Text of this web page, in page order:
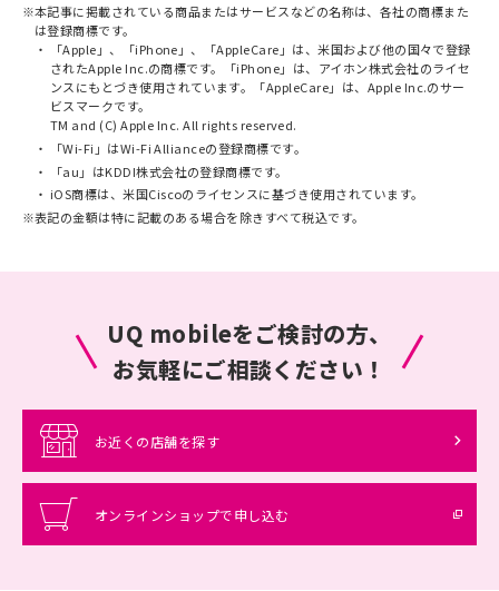
※本記事に掲載されている商品またはサービスなどの名称は、各社の商標また
は登録商標です。
「Apple」、「iPhone」、「AppleCare」は、米国および他の国々で登録
されたApple Inc.の商標です。「iPhone」は、アイホン株式会社のライセ
ンスにもとづき使用されています。「AppleCare」は、Apple Inc.のサー
ビスマークです。
TM and (C) Apple Inc. All rights reserved.
「Wi-Fi」はWi-Fi Allianceの登録商標です。
「au」はKDDI株式会社の登録商標です。
iOS商標は、米国Ciscoのライセンスに基づき使用されています。
※表記の金額は特に記載のある場合を除きすべて税込です。
UQ mobileをご検討の方、
お気軽にご相談ください！
お近くの店舗を探す
オンラインショップで申し込む